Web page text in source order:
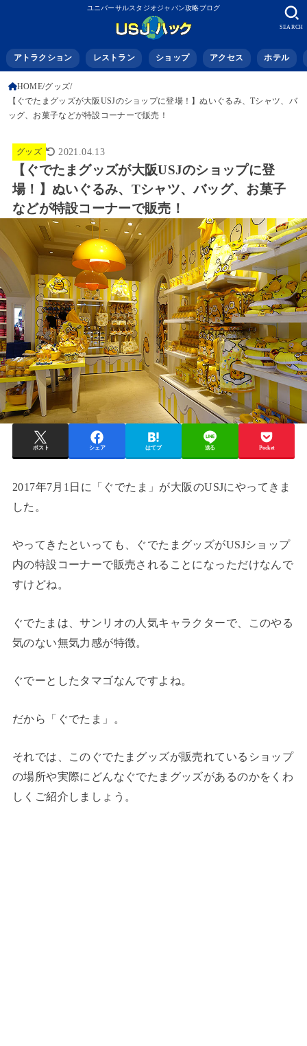
ユニバーサルスタジオジャパン攻略ブログ
アトラクション レストラン ショップ アクセス ホテル
SEARCH
HOME グッズ
【ぐでたまグッズが大阪USJのショップに登場！】ぬいぐるみ、Tシャツ、バ
ッグ、お菓子などが特設コーナーで販売！
グッズ 2021.04.13
【ぐでたまグッズが大阪USJのショップに登
場！】ぬいぐるみ、Tシャツ、バッグ、お菓子
などが特設コーナーで販売！
ポスト シェア はてブ 送る Pocket
2017年7月1日に「ぐでたま」が大阪のUSJにやってきま
した。
やってきたといっても、ぐでたまグッズがUSJショップ
内の特設コーナーで販売されることになっただけなんで
すけどね。
ぐでたまは、サンリオの人気キャラクターで、このやる
気のない無気力感が特徴。
ぐでーとしたタマゴなんですよね。
だから「ぐでたま」。
それでは、このぐでたまグッズが販売れているショップ
の場所や実際にどんなぐでたまグッズがあるのかをくわ
しくご紹介しましょう。